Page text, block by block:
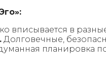
вписывается в
Долговечные,
планировка